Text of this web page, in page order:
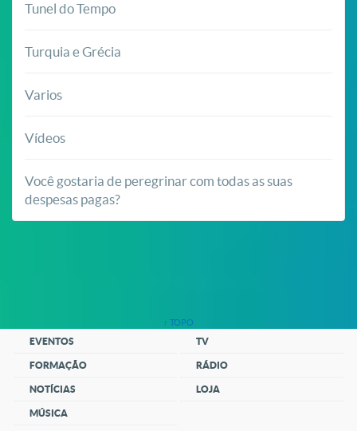
Tunel do Tempo
Turquia e Grécia
Varios
Vídeos
Você gostaria de peregrinar com todas as suas
despesas pagas?
↑ TOPO
EVENTOS
FORMAÇÃO
NOTÍCIAS
MÚSICA
TV
RÁDIO
LOJA